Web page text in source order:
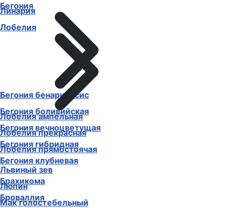
Бегония
Бегония бенариенсис
Бегония боливийская
Бегония вечноцветущая
Бегония гибридная
Бегония клубневая
Брахикома
Броваллия
Линария
Лобелия
Лобелия ампельная
Лобелия прекрасная
Лобелия прямостоячая
Львиный зев
Люпин
Мак голостебельный